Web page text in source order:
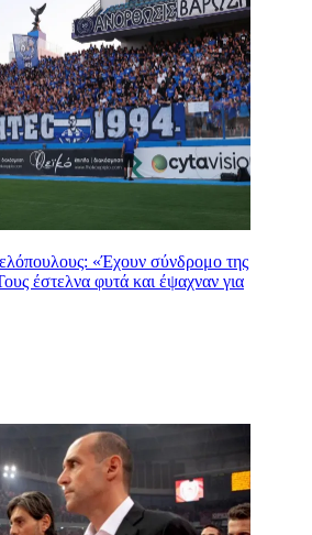
«Έχουν σύνδρομο της
έστελνα φυτά και έψαχναν για